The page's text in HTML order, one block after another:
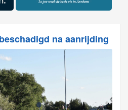
na aanrijding